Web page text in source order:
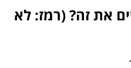
את זה? (רמז: לא